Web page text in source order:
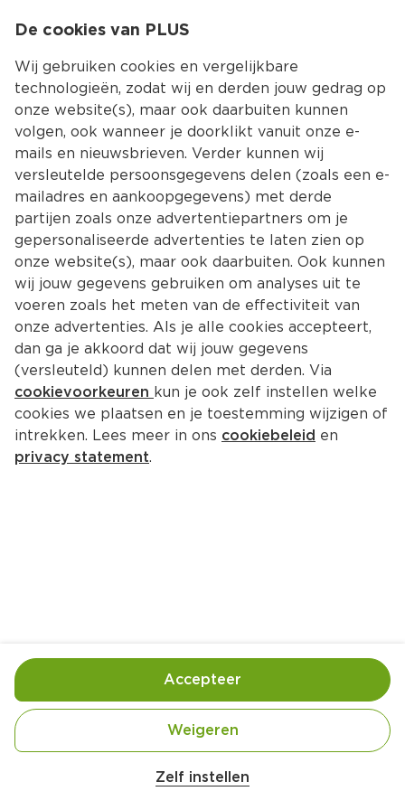
Kies jouw
Ingrediënten Bereiding
De cookies van PLUS
Wij gebruiken cookies en vergelijkbare
technologieën, zodat wij en derden jouw gedrag op
onze website(s), maar ook daarbuiten kunnen
volgen, ook wanneer je doorklikt vanuit onze e-
mails en nieuwsbrieven. Verder kunnen wij
versleutelde persoonsgegevens delen (zoals een e-
mailadres en aankoopgegevens) met derde
partijen zoals onze advertentiepartners om je
gepersonaliseerde advertenties te laten zien op
onze website(s), maar ook daarbuiten. Ook kunnen
wij jouw gegevens gebruiken om analyses uit te
voeren zoals het meten van de effectiviteit van
onze advertenties. Als je alle cookies accepteert,
dan ga je akkoord dat wij jouw gegevens
(versleuteld) kunnen delen met derden. Via
cookievoorkeuren kun je ook zelf instellen welke
cookies we plaatsen en je toestemming wijzigen of
intrekken. Lees meer in ons cookiebeleid en
privacy statement.
Zelf instellen
Weigeren
Accepteer